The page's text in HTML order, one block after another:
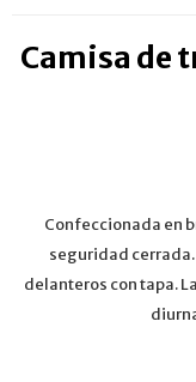
Camisa de
Confeccionada en
seguridad
delanteros con tapa.